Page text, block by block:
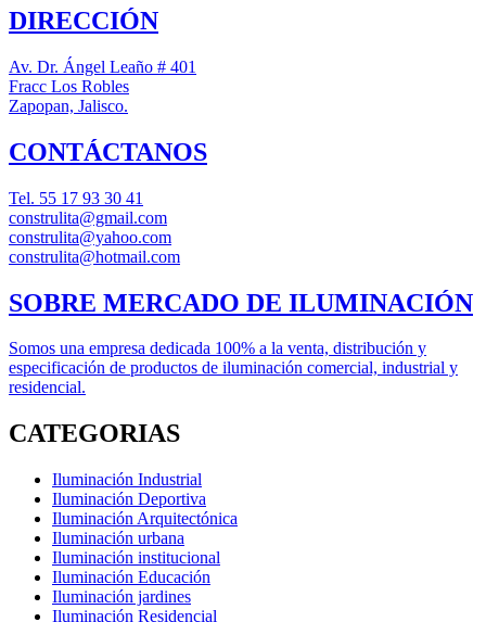
DIRECCIÓN
Av. Dr. Ángel Leaño # 401
Fracc Los Robles
Zapopan, Jalisco.
CONTÁCTANOS
Tel. 55 17 93 30 41
construlita@gmail.com
construlita@yahoo.com
construlita@hotmail.com
SOBRE MERCADO DE ILUMINACIÓN
Somos una empresa dedicada 100% a la venta, distribución y
especificación de productos de iluminación comercial, industrial y
residencial.
CATEGORIAS
Iluminación Industrial
Iluminación Deportiva
Iluminación Arquitectónica
Iluminación urbana
Iluminación institucional
Iluminación Educación
Iluminación jardines
Iluminación Residencial